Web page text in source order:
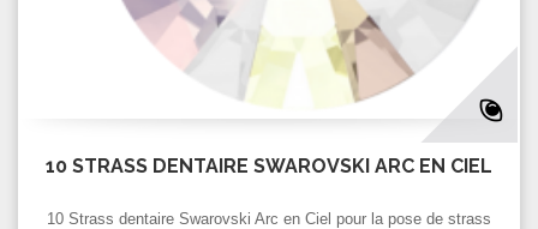
10 STRASS DENTAIRE SWAROVSKI ARC EN CIEL
10 Strass dentaire Swarovski Arc en Ciel pour la pose de strass